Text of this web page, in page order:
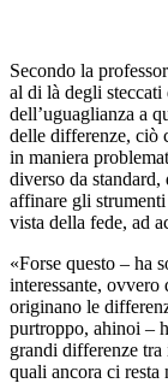
Secondo la
al di là degli
dell’uguaglianza a
delle differenze, ciò
in maniera
diverso da
affinare gli
vista della fede, ad
«Forse questo – ha
interessante,
originano le
purtroppo, ahinoi –
grandi differenze tra
quali ancora ci resta